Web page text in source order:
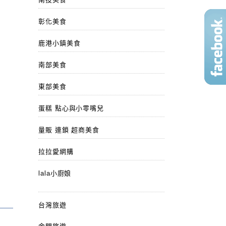
彰化美食
鹿港小鎮美食
南部美食
東部美食
蛋糕 點心與小零嘴兒
量販 連鎖 超商美食
拉拉愛網購
lala小廚娘
台灣旅遊